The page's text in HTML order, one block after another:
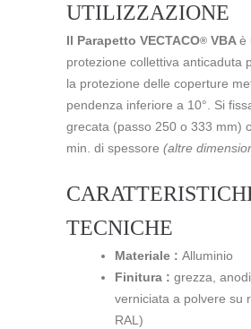
UTILIZZAZIONE
Il Parapetto VECTACO® VBAè
protezione collettiva anticaduta
la protezione delle coperture
pendenza inferiore a 10°. Si
grecata (passo 250 o 333 mm)
min. di spessore (altre
TECNICHE
Materiale : Alluminio
Finitura : grezza,
verniciata a polvere su
RAL)